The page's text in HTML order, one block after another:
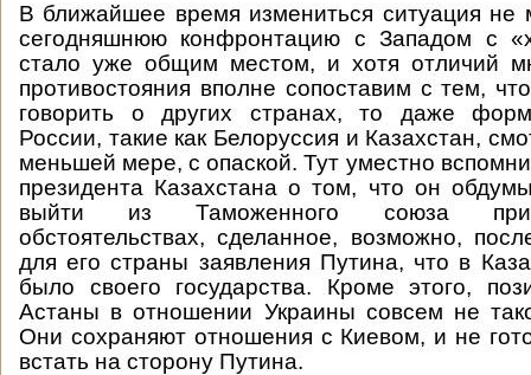
В ближайшее время измениться ситуация не
сегодняшнюю конфронтацию с Западом с
стало уже общим местом, и хотя отличий
противостояния вполне сопоставим с тем,
говорить о других странах, то даже
России, такие как Белоруссия и Казахстан,
меньшей мере, с опаской. Тут уместно
президента Казахстана о том, что он
выйти из Таможенного союза при
обстоятельствах, сделанное, возможно,
для его страны заявления Путина, что в
было своего государства. Кроме этого,
Астаны в отношении Украины совсем не
Они сохраняют отношения с Киевом, и не
встать на сторону Путина.